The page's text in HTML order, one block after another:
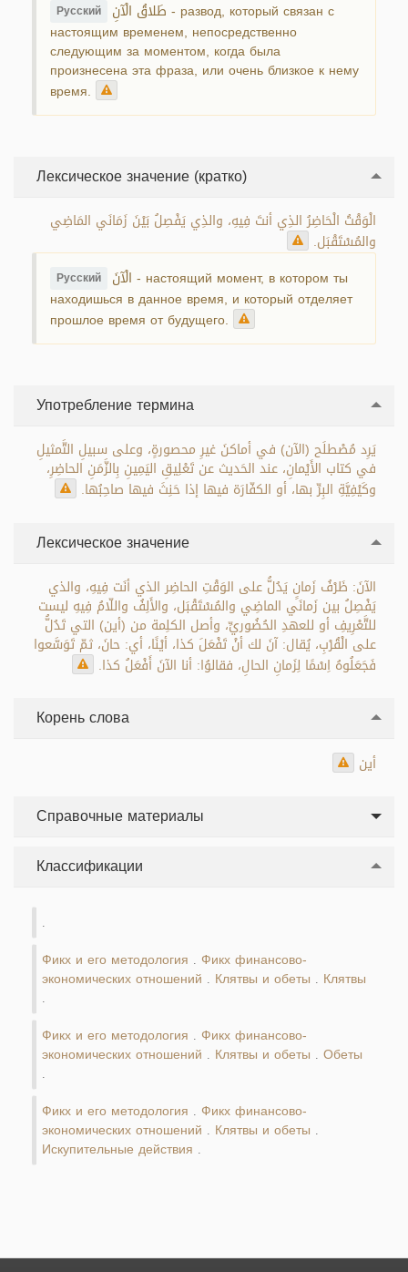
Русский
настоящим временем, непосредственно
следующим за моментом, когда была
произнесена эта фраза, или очень близкое к нему
время.
Лексическое значение (кратко)
الْوَقْتُ الْحَاضِرُ الذِي أنتَ فِيهِ، والذِي يَفْصِلُ بَيْنَ زَمَانَي المَاضِي
والمُسْتَقْبَل.
Русский
находишься в данное время, и который отделяет
прошлое время от будущего.
Употребление термина
يَرِد مُصْطلَح (الآن) في أماكنَ غيرِ محصورةٍ، وعلى سبيلِ التَّمثيلِ
في كتاب الأَيْمانِ، عند الحَديث عن تَعْلِيقِ اليَمِينِ بِالزَّمَنِ الحاضِرِ،
وكَيْفِيَّةِ البِرِّ بها، أو الكفّارَة فيها إذا حَنِثَ فيها صاحِبُها.
Лексическое значение
الآنَ: ظَرْفُ زَمانٍ يَدُلُّ على الوَقْتِ الحاضِر الذي أنَت فِيهِ، والذي
يَفْصِلُ بين زَمانَي الماضِي والمُسْتَقْبَل، والأَلِفُ واللّامُ فِيهِ ليست
للتَّعْرِيفِ أو للعهدِ الحُضُوريِّ، وأصل الكلِمة من (أين) التي تَدُلُّ
على الْقُرْبِ، يُقال: آنَ لك أنْ تَفْعَلَ كذا، أيْنًا، أي: حانَ، ثمّ تَوَسَّعوا
فَجَعَلُوهُ اِسْمًا لِزَمانِ الحالِ، فقالوُا: أنا الآنَ أَفْعَلُ كذا.
Корень слова
أين
Справочные материалы
Классификации
Фикх и его методология Фикх финансово-
экономических отношений Клятвы и обеты Клятвы
Фикх и его методология Фикх финансово-
экономических отношений Клятвы и обеты Обеты
Фикх и его методология Фикх финансово-
экономических отношений Клятвы и обеты
Искупительные действия